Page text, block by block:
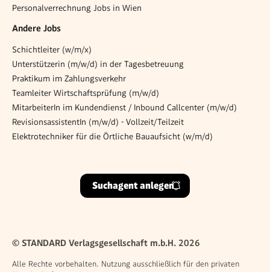
Personalverrechnung Jobs in Wien
Andere Jobs
Schichtleiter (w/m/x)
Unterstützerin (m/w/d) in der Tagesbetreuung
Praktikum im Zahlungsverkehr
Teamleiter Wirtschaftsprüfung (m/w/d)
MitarbeiterIn im Kundendienst / Inbound Callcenter (m/w/d)
RevisionsassistentIn (m/w/d) - Vollzeit/Teilzeit
Elektrotechniker für die Örtliche Bauaufsicht (w/m/d)
Suchagent anlegen
© STANDARD Verlagsgesellschaft m.b.H. 2026
Alle Rechte vorbehalten. Nutzung ausschließlich für den privaten